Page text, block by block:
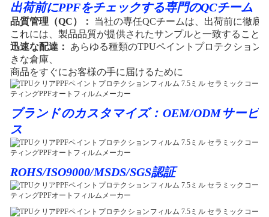
出荷前にPPFをチェックする専門のQCチーム
品質管理（QC）：
当社の専任QCチームは、出荷前に徹底
これには、製品品質が提供されたサンプルと一致すること
迅速な配達：
あらゆる種類のTPUペイントプロテクション
きな倉庫、
商品をすぐにお客様の手に届けるために
ブランドのカスタマイズ：OEM/ODMサービ
ス
ROHS/ISO9000/MSDS/SGS認証